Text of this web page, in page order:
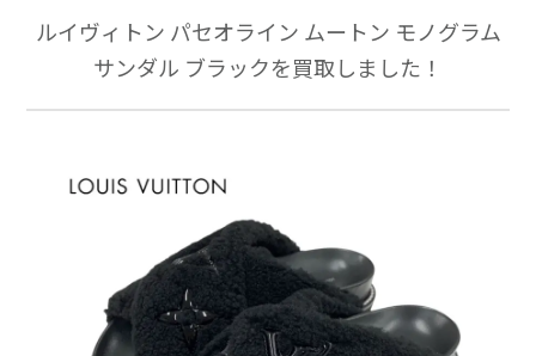
ルイヴィトン パセオライン ムートン モノグラム
サンダル ブラックを買取しました！